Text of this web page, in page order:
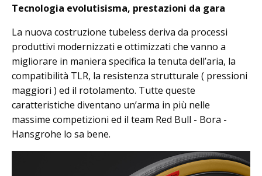
Tecnologia evolutisisma, prestazioni da gara
La nuova costruzione tubeless deriva da processi
produttivi modernizzati e ottimizzati che vanno a
migliorare in maniera specifica la tenuta dell’aria, la
compatibilità TLR, la resistenza strutturale ( pressioni
maggiori ) ed il rotolamento. Tutte queste
caratteristiche diventano un’arma in più nelle
massime competizioni ed il team Red Bull - Bora -
Hansgrohe lo sa bene.